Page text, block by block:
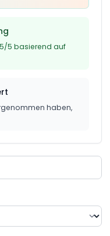
5 basierend auf
haben,